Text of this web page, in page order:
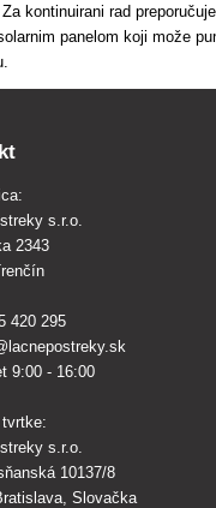
kontinuirani rad
panelom koji može
s.r.o.
2343
420 295
9:00 - 16:00
s.r.o.
10137/8
Slovačka